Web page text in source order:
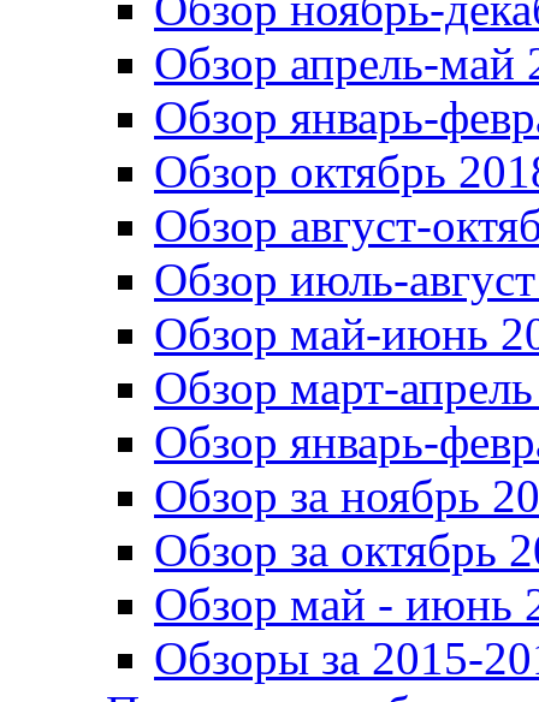
Обзор апрель-май
Обзор январь-
Обзор октябрь
Обзор август-
Обзор июль-
Обзор май-июнь
Обзор март-
Обзор январь-
Обзор за ноябрь
Обзор за октябрь
Обзор май - июнь
Обзоры за 2015-